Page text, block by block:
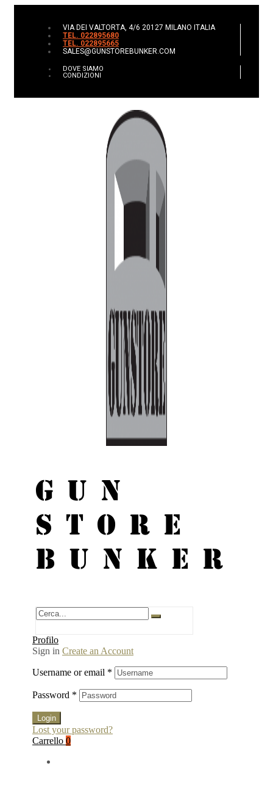
VIA DEI VALTORTA, 4/6 20127 MILANO ITALIA
TEL. 022895680
TEL. 022895665
SALES@GUNSTOREBUNKER.COM
DOVE SIAMO
CONDIZIONI
GUN
STORE
BUNKER
Profilo
Sign in Create an Account
Username or email *
Password *
Login
Lost your password?
Carrello 0